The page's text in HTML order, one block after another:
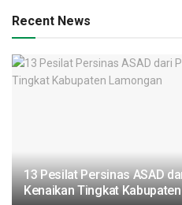
Recent News
13 Pesilat Persinas ASAD
Kenaikan Tingkat